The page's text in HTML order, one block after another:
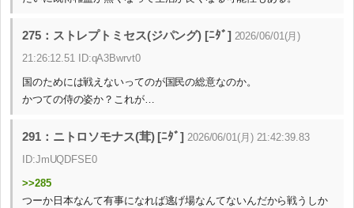
275：ストレプトミセス(ジパング) [ﾆﾀﾞ] 2026/06/01(月)
21:26:12.51 ID:qA3Bwrvt0
国のためには戦えないってのが国民の総意なのか。
かつての侍の姿か？これが…
291：ニトロソモナス(茸) [ﾆﾀﾞ] 2026/06/01(月) 21:42:39.83
ID:JmUQDFSE0
>>285
つーか日本なんて有事になれば逃げ場なんてないんだから戦うしか